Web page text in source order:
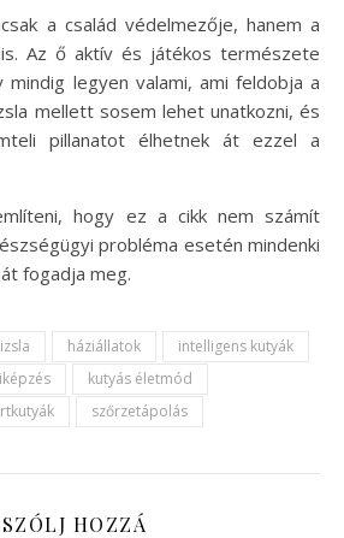
a család védelmezője, hanem a
Az ő aktív és játékos természete
legyen valami, ami feldobja a
mellett sosem lehet unatkozni, és
pillanatot élhetnek át ezzel a
hogy ez a cikk nem számít
probléma esetén mindenki
fogadja meg.
háziállatok
intelligens kutyák
kutyás életmód
szőrzetápolás
SZÓLJ HOZZÁ